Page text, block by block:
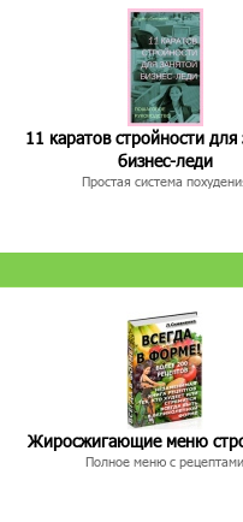
11 каратов стройности для
бизнес-леди
Простая система
Жиросжигающие меню
Полное меню с рецептами